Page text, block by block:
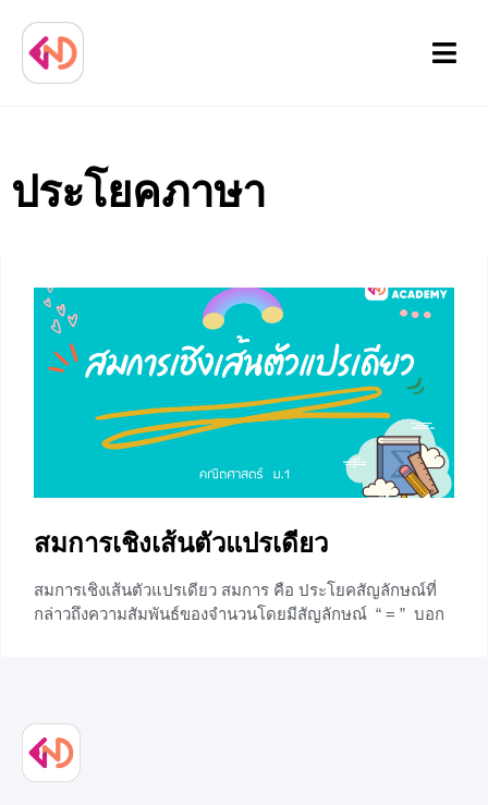
Menu
ประโยคภาษา
สมการเชิงเส้นตัวแปรเดียว
สมการเชิงเส้นตัวแปรเดียว สมการ คือ ประโยคสัญลักษณ์ที่
กล่าวถึงความสัมพันธ์ของจำนวนโดยมีสัญลักษณ์ “ = ” บอก